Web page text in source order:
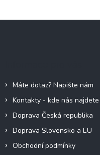
Máte dotaz? Napište nám
Kontakty - kde nás najdete
Doprava Česká republika
Doprava Slovensko a EU
Obchodní podmínky